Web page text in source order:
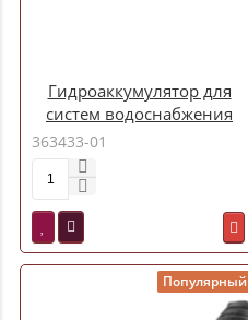
Гидроаккумулятор для
систем водоснабжения
GV-2 "making Оasis
363433-01
Популярный